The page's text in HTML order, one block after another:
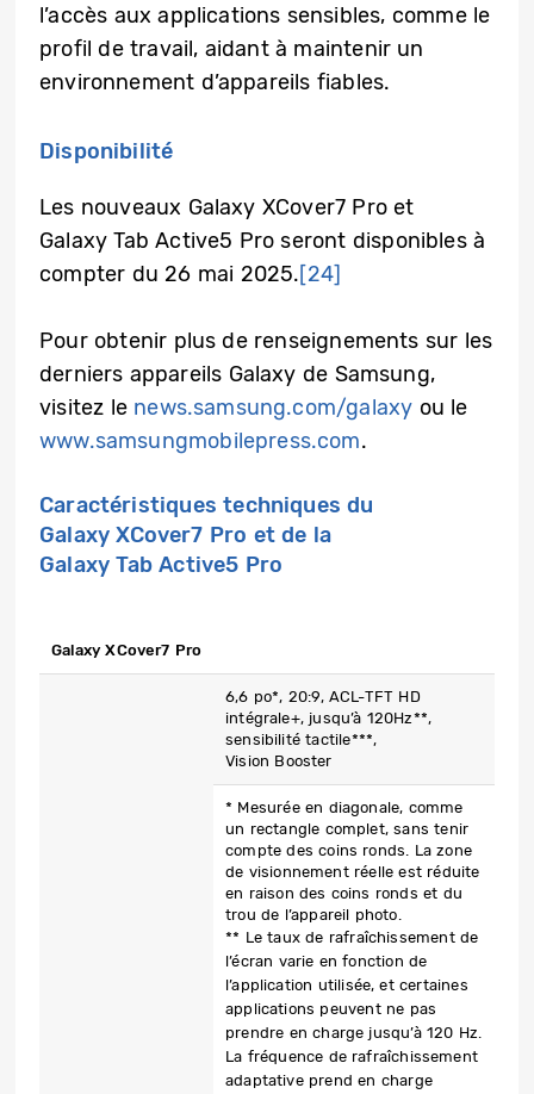
l’accès aux applications sensibles, comme le
profil de travail, aidant à maintenir un
environnement d’appareils fiables.
Disponibilité
Les nouveaux Galaxy XCover7 Pro et
Galaxy Tab Active5 Pro seront disponibles à
compter du 26 mai 2025.[24]
Pour obtenir plus de renseignements sur les
derniers appareils Galaxy de Samsung,
visitez le news.samsung.com/galaxy ou le
www.samsungmobilepress.com.
Caractéristiques techniques du
Galaxy XCover7 Pro et de la
Galaxy Tab Active5 Pro
Galaxy XCover7 Pro
6,6 po*, 20:9, ACL-TFT HD
intégrale+, jusqu’à 120Hz**,
sensibilité tactile***,
Vision Booster
* Mesurée en diagonale, comme
un rectangle complet, sans tenir
compte des coins ronds. La zone
de visionnement réelle est réduite
en raison des coins ronds et du
trou de l’appareil photo.
** Le taux de rafraîchissement de
l’écran varie en fonction de
l’application utilisée, et certaines
applications peuvent ne pas
prendre en charge jusqu’à 120 Hz.
La fréquence de rafraîchissement
adaptative prend en charge